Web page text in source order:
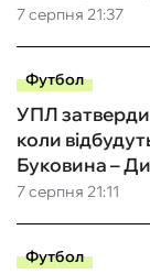
7 серпня 21:37
Футбол
7 серпня 21:11
УПЛ
коли
Буковина –
Футбол